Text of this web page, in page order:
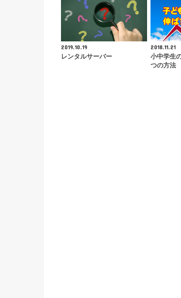
2019.10.19
レンタルサーバー
2018.11.21
小中学生
つの方法